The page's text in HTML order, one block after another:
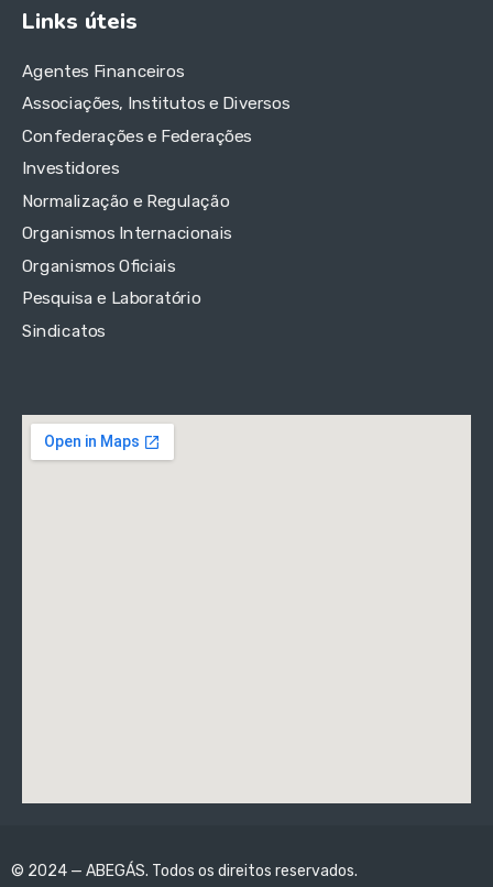
Links úteis
Agentes Financeiros
Associações, Institutos e Diversos
Confederações e Federações
Investidores
Normalização e Regulação
Organismos Internacionais
Organismos Oficiais
Pesquisa e Laboratório
Sindicatos
© 2024 — ABEGÁS. Todos os direitos reservados.